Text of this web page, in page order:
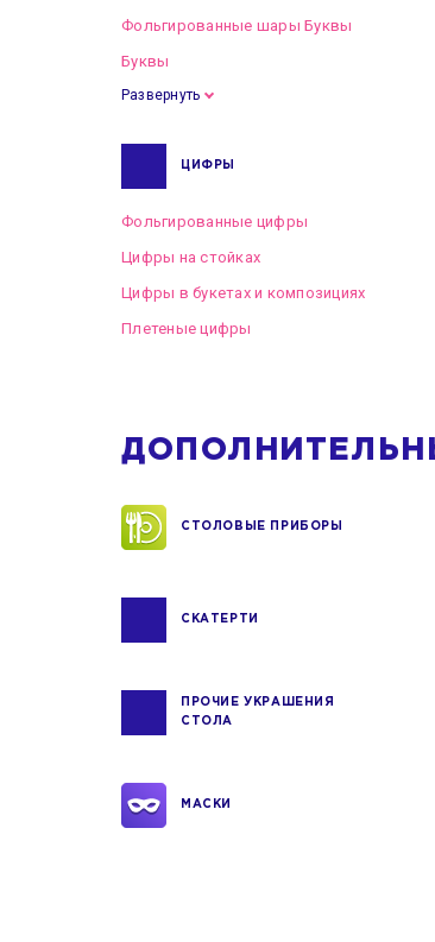
Фольгированные шары Буквы
Буквы
Развернуть
ЦИФРЫ
Фольгированные цифры
Цифры на стойках
Цифры в букетах и композициях
Плетеные цифры
СТОЛОВЫЕ ПРИБОРЫ
СКАТЕРТИ
ПРОЧИЕ УКРАШЕНИЯ
СТОЛА
МАСКИ